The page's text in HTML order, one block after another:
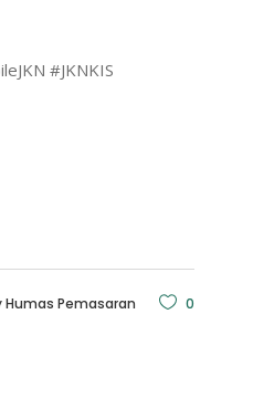
#JKNKIS
Humas Pemasaran 0